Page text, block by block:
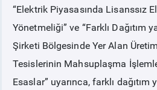
VADELİ ELEKTRİK PİYASASI
PİYASAKAYITSÜRECİ
SERBEST TÜKETİCİ
“Elektrik Piyasasında Lisanssız
Yönetmeliği” ve “Farklı Dağıtım
Şirketi Bölgesinde Yer Alan
Tesislerinin Mahsuplaşma
Esaslar” uyarınca, farklı